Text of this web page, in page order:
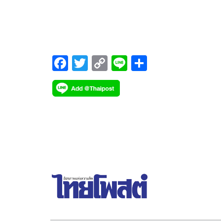
F
ac
e
T
wi
tt
C
o
p
Li